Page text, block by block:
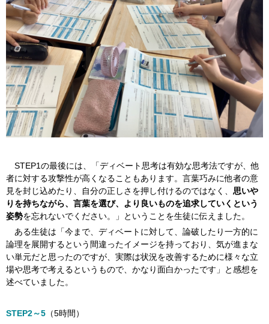
STEP1の最後には、「ディベート思考は有効な思考法ですが、他
者に対する攻撃性が高くなることもあります。言葉巧みに他者の意
見を封じ込めたり、自分の正しさを押し付けるのではなく、 思いや
りを持ちながら、言葉を選び、より良いものを追求していくという
姿勢を忘れないでください。」ということを生徒に伝えました。
ある生徒は「今まで、ディベートに対して、論破したり一方的に
論理を展開するという間違ったイメージを持っており、気が進まな
い単元だと思ったのですが、実際は状況を改善するために様々な立
場や思考で考えるというもので、かなり面白かったです」と感想を
述べていました。
STEP2～5 （5時間）